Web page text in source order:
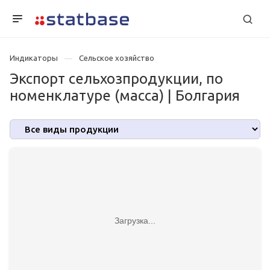
Индикаторы Сельское хозяйство
Экспорт сельхозпродукции, по
номенклатуре (масса) | Болгария
Загрузка...